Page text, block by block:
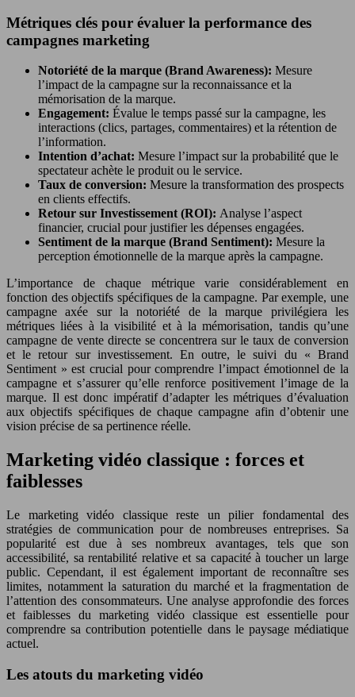
Métriques clés pour évaluer la performance des
campagnes marketing
Notoriété de la marque (Brand Awareness): Mesure
l’impact de la campagne sur la reconnaissance et la
mémorisation de la marque.
Engagement: Évalue le temps passé sur la campagne, les
interactions (clics, partages, commentaires) et la rétention de
l’information.
Intention d’achat: Mesure l’impact sur la probabilité que le
spectateur achète le produit ou le service.
Taux de conversion: Mesure la transformation des prospects
en clients effectifs.
Retour sur Investissement (ROI): Analyse l’aspect
financier, crucial pour justifier les dépenses engagées.
Sentiment de la marque (Brand Sentiment): Mesure la
perception émotionnelle de la marque après la campagne.
L’importance de chaque métrique varie considérablement en
fonction des objectifs spécifiques de la campagne. Par exemple, une
campagne axée sur la notoriété de la marque privilégiera les
métriques liées à la visibilité et à la mémorisation, tandis qu’une
campagne de vente directe se concentrera sur le taux de conversion
et le retour sur investissement. En outre, le suivi du « Brand
Sentiment » est crucial pour comprendre l’impact émotionnel de la
campagne et s’assurer qu’elle renforce positivement l’image de la
marque. Il est donc impératif d’adapter les métriques d’évaluation
aux objectifs spécifiques de chaque campagne afin d’obtenir une
vision précise de sa pertinence réelle.
Marketing vidéo classique : forces et
faiblesses
Le marketing vidéo classique reste un pilier fondamental des
stratégies de communication pour de nombreuses entreprises. Sa
popularité est due à ses nombreux avantages, tels que son
accessibilité, sa rentabilité relative et sa capacité à toucher un large
public. Cependant, il est également important de reconnaître ses
limites, notamment la saturation du marché et la fragmentation de
l’attention des consommateurs. Une analyse approfondie des forces
et faiblesses du marketing vidéo classique est essentielle pour
comprendre sa contribution potentielle dans le paysage médiatique
actuel.
Les atouts du marketing vidéo